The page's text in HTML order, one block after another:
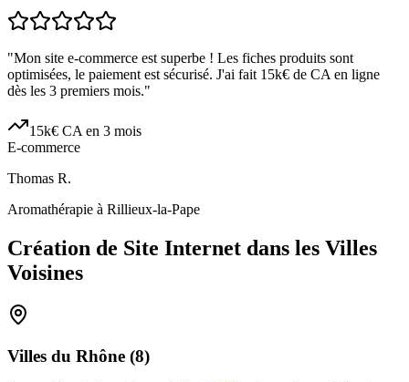
"Mon site e-commerce est superbe ! Les fiches produits sont
optimisées, le paiement est sécurisé. J'ai fait 15k€ de CA en ligne
dès les 3 premiers mois."
15k€ CA en 3 mois
E-commerce
Thomas R.
Aromathérapie à Rillieux-la-Pape
Création de Site Internet dans les Villes
Voisines
Villes du Rhône (8)